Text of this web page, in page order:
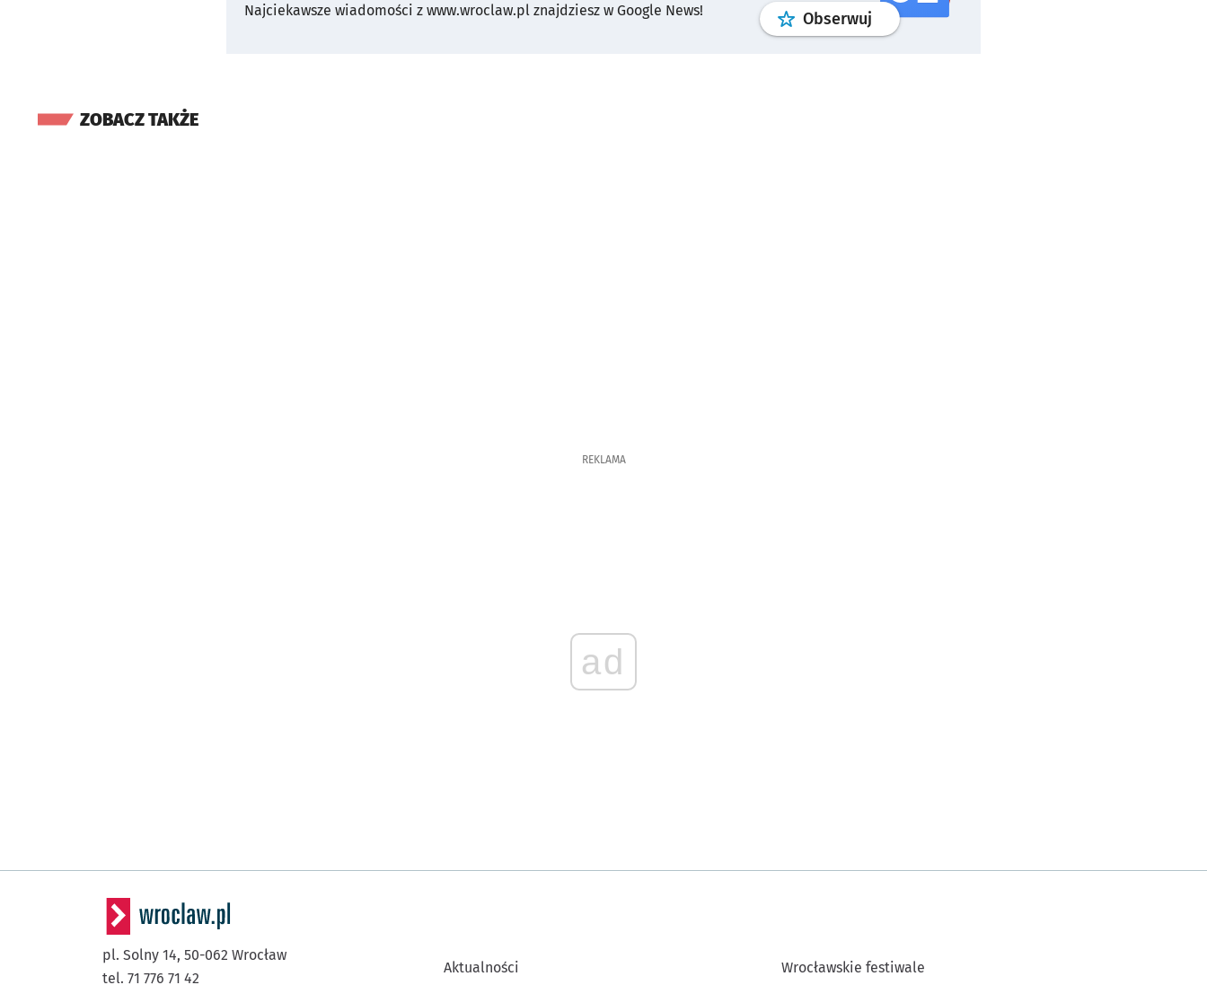
Najciekawsze wiadomości z www.wroclaw.pl znajdziesz w Google News!
Obserwuj profilgoogle news
ZOBACZ TAKŻE
REKLAMA
ad
pl. Solny 14, 50-062 Wrocław
tel. 71 776 71 42
Aktualności Wrocławskie festiwale